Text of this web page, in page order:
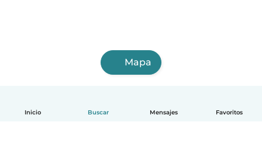
Inicio Buscar Mensajes Favoritos
Mapa